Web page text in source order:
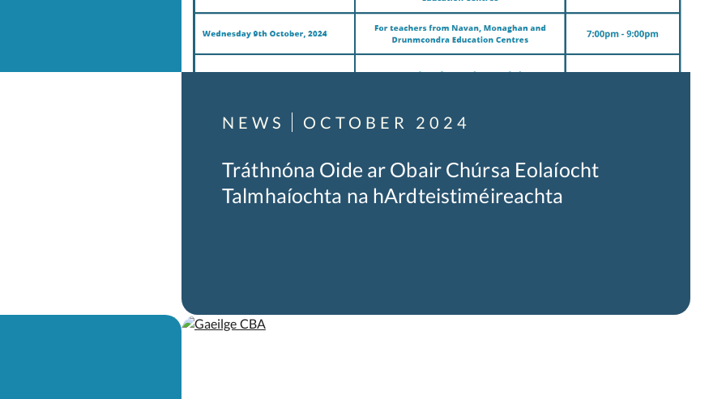
NEWS OCTOBER 2024
Tráthnóna Oide ar Obair Chúrsa Eolaíocht
Talmhaíochta na hArdteistiméireachta